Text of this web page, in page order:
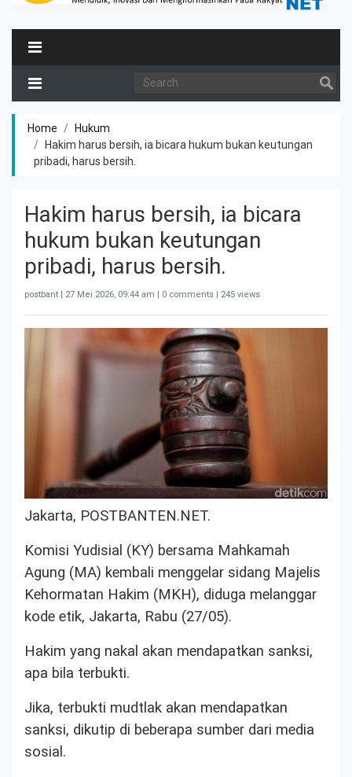
Home
Hukum
Hakim harus bersih, ia bicara hukum bukan keutungan
pribadi, harus bersih.
Hakim harus bersih, ia bicara
hukum bukan keutungan
pribadi, harus bersih.
postbant | 27 Mei 2026, 09:44 am | 0 comments | 245 views
Jakarta, POSTBANTEN.NET.
Komisi Yudisial (KY) bersama Mahkamah
Agung (MA) kembali menggelar sidang Majelis
Kehormatan Hakim (MKH), diduga melanggar
kode etik, Jakarta, Rabu (27/05).
Hakim yang nakal akan mendapatkan sanksi,
apa bila terbukti.
Jika, terbukti mudtlak akan mendapatkan
sanksi, dikutip di beberapa sumber dari media
sosial.